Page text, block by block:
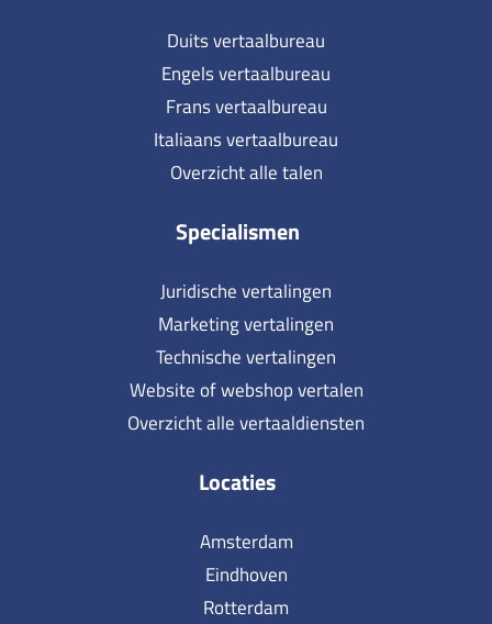
Duits vertaalbureau
Engels vertaalbureau
Frans vertaalbureau
Italiaans vertaalbureau
Overzicht alle talen
Specialismen
Juridische vertalingen
Marketing vertalingen
Technische vertalingen
Website of webshop vertalen
Overzicht alle vertaaldiensten
Locaties
Amsterdam
Eindhoven
Rotterdam